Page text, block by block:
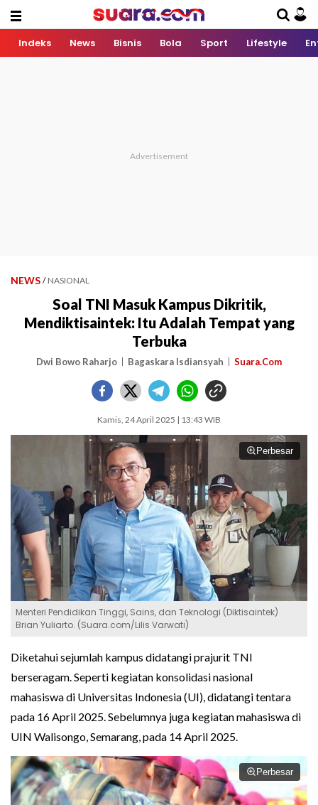
Indeks News Bisnis Bola Sport Lifestyle
NEWS / NASIONAL
Soal TNI Masuk Kampus Dikritik,
Mendiktisaintek: Itu Adalah Tempat yang
Terbuka
Dwi Bowo Raharjo Bagaskara Isdiansyah Suara.Com
Kamis, 24 April 2025 | 13:43 WIB
Perbesar
Menteri Pendidikan Tinggi, Sains, dan Teknologi (Diktisaintek)
Brian Yuliarto. (Suara.com/Lilis Varwati)
Diketahui sejumlah kampus didatangi prajurit TNI
berseragam. Seperti kegiatan konsolidasi nasional
mahasiswa di Universitas Indonesia (UI), didatangi tentara
pada 16 April 2025. Sebelumnya juga kegiatan mahasiswa di
UIN Walisongo, Semarang, pada 14 April 2025.
Perbesar